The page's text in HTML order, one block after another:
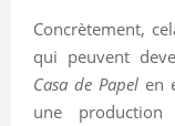
Concrètement,
qui peuvent
Casa de Papel en
une production